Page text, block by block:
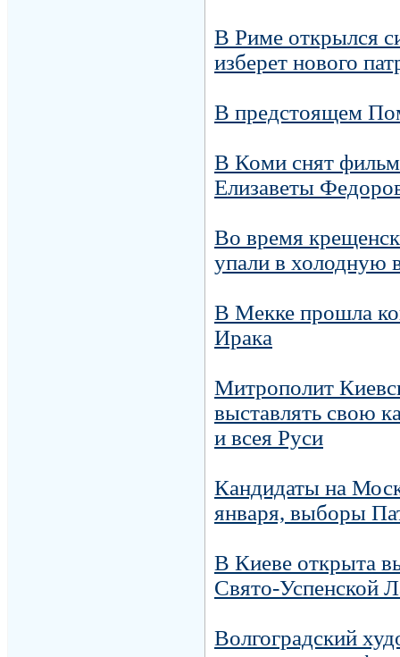
В Риме открылся
изберет нового
В предстоящем
В Коми снят фильм
Елизаветы
Во время
упали в холодную
В Мекке прошла
Ирака
Митрополит
выставлять свою
и всея Руси
Кандидаты на
января, выборы
В Киеве открыта
Свято-Успенской
Волгоградский